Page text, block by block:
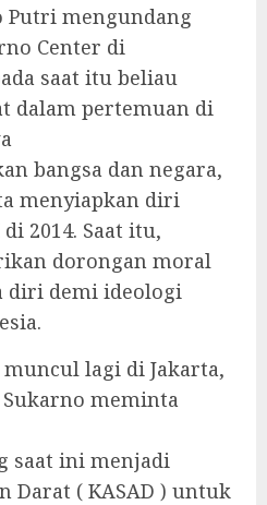
Putri mengundang
Center di
saat itu beliau
dalam pertemuan di
bangsa dan negara,
menyiapkan diri
2014. Saat itu,
dorongan moral
diri demi ideologi
lagi di Jakarta,
meminta
saat ini menjadi
Darat ( KASAD ) untuk